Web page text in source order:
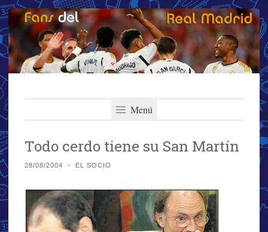
Menú
Todo cerdo tiene su San Martín
28/08/2004 ~ EL SOCIO